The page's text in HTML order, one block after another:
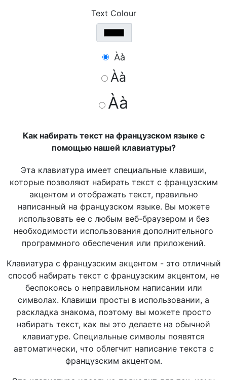
Text Colour
Àà
Àà
Àà
Как набирать текст на французском языке с
помощью нашей клавиатуры?
Эта клавиатура имеет специальные клавиши,
которые позволяют набирать текст с французским
акцентом и отображать текст, правильно
написанный на французском языке. Вы можете
использовать ее с любым веб-браузером и без
необходимости использования дополнительного
программного обеспечения или приложений.
Клавиатура с французским акцентом - это отличный
способ набирать текст с французским акцентом, не
беспокоясь о неправильном написании или
символах. Клавиши просты в использовании, а
раскладка знакома, поэтому вы можете просто
набирать текст, как вы это делаете на обычной
клавиатуре. Специальные символы появятся
автоматически, что облегчит написание текста с
французским акцентом.